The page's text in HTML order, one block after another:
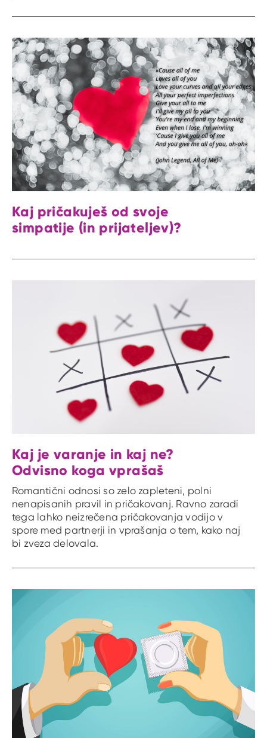
Kaj pričakuješ od svoje
simpatije (in prijateljev)?
Kaj je varanje in kaj ne?
Odvisno koga vprašaš
Romantični odnosi so zelo zapleteni, polni
nenapisanih pravil in pričakovanj. Ravno zaradi
tega lahko neizrečena pričakovanja vodijo v
spore med partnerji in vprašanja o tem, kako naj
bi zveza delovala.